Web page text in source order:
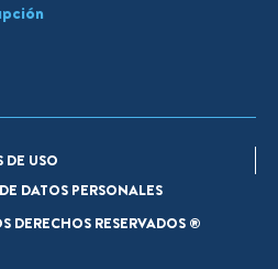
DE USO
DATOS PERSONALES
DERECHOS RESERVADOS ®